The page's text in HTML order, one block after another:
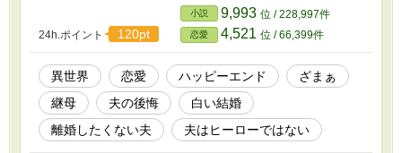
言いだが正論を言うフェルリアにジェラスは少しずつ惹かれていく
が――。 ※夫はヒーローではありませんので、夫との元サヤはあ
りません。
24h.ポイント 120pt
小説 9,993 位 / 228,997件
恋愛 4,521 位 / 66,399件
異世界 恋愛 ハッピーエンド
ざまぁ
継母
夫の後悔
白い結婚
離婚したくない夫
夫はヒーローではない